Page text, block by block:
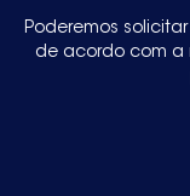
Poderemos
de acordo com a